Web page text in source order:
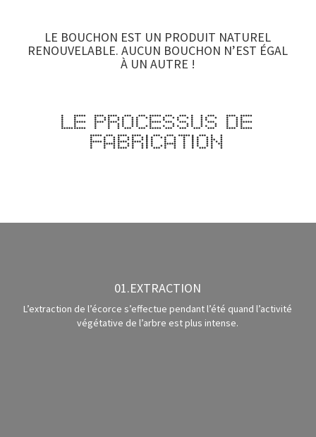
LE BOUCHON EST UN PRODUIT NATUREL
RENOUVELABLE. AUCUN BOUCHON N’EST ÉGAL
À UN AUTRE !
Le processus de
fabrication
01.EXTRACTION
L’extraction de l’écorce s’effectue pendant l’été quand l’activité
végétative de l’arbre est plus intense.